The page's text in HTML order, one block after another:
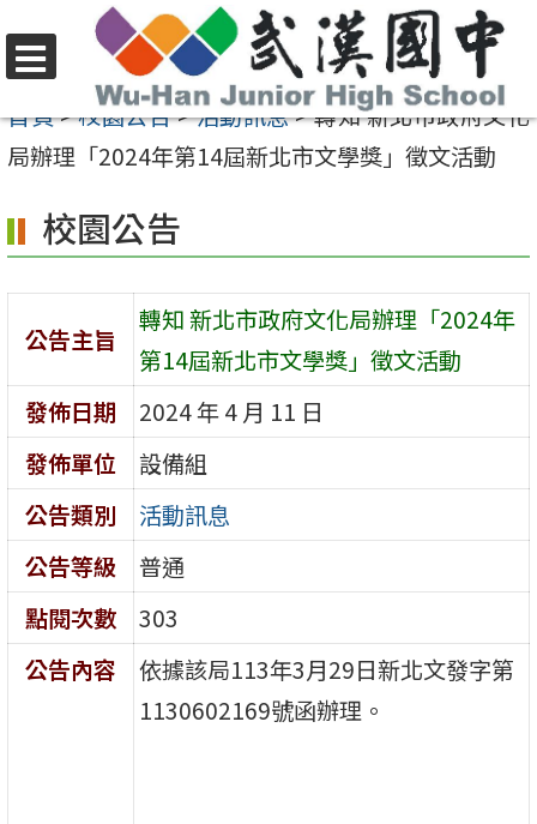
至
要
容
區
選
單
首頁>校園公告>活動訊息>轉知 新北市政府文化
局辦理「2024年第14屆新北市文學獎」徵文活動
校園公告
公告主旨
轉知 新北市政府文化局辦理「2024年
第14屆新北市文學獎」徵文活動
發佈日期
2024 年 4 月 11 日
發佈單位
設備組
公告類別
活動訊息
公告等級
普通
點閱次數
303
公告內容
依據該局113年3月29日新北文發字第
1130602169號函辦理。